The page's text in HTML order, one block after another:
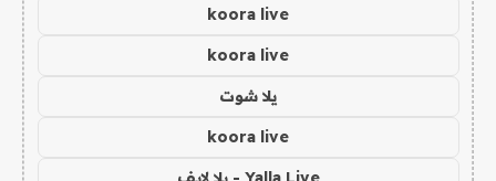
koora live
koora live
يلا شوت
koora live